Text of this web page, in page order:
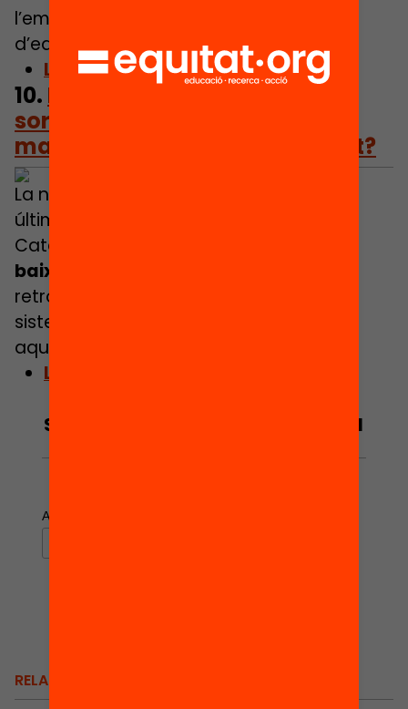
l’empoderament digital com a palanca
d’equitat.
Llegeix l’article
10. Per què no ens hauria de
sorprendre el suspens en
matemàtiques a la selectivitat?
La nota mitjana de matemàtiques a les
últimes proves de la selectivitat a
Catalunya ha estat d’un 4,87,
baixa de l’última dècada
retrocés de la qualitat i l’equitat del
sistema educatiu català. Què explica
aquests resultats?
Llegeix l’article
Subscriu-te al butlletí per estar al
Adreça electrònica
RELACIONATS